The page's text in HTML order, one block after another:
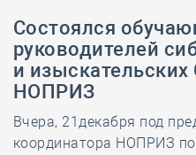
Состоялся
руководителей
и
НОПРИЗ
Вчера, 21декабря под
координатора НОПРИЗ